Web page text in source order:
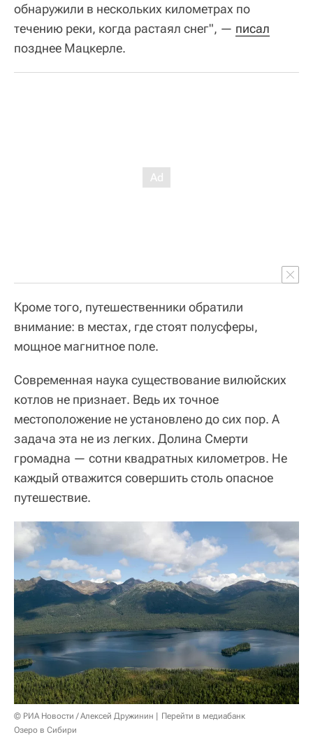
обнаружили в нескольких километрах по
течению реки, когда растаял снег", — писал
позднее Мацкерле.
Кроме того, путешественники обратили
внимание: в местах, где стоят полусферы,
мощное магнитное поле.
Современная наука существование вилюйских
котлов не признает. Ведь их точное
местоположение не установлено до сих пор. А
задача эта не из легких. Долина Смерти
громадна — сотни квадратных километров. Не
каждый отважится совершить столь опасное
путешествие.
© РИА Новости / Алексей Дружинин
Перейти в медиабанк
Озеро в Сибири